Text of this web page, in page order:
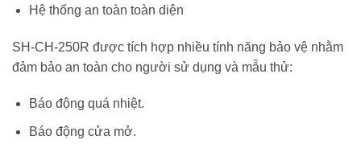
Hệ thống an toàn toàn diện
SH-CH-250R được tích hợp nhiều tính năng bảo vệ nhằm
đảm bảo an toàn cho người sử dụng và mẫu thử:
Báo động quá nhiệt.
Báo động cửa mở.